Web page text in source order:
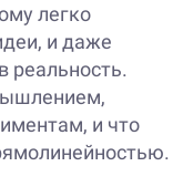
легко
и даже
реальность.
и что